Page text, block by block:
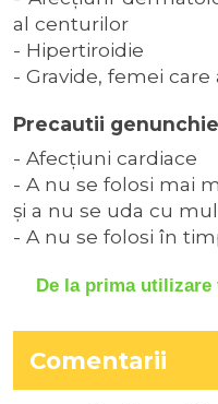
al centurilor
- Hipertiroidie
- Gravide, femei care
Precautii
- Afecţiuni cardiace
- A nu se folosi mai
şi a nu se uda cu
- A nu se folosi în
De la prima
Comentarii